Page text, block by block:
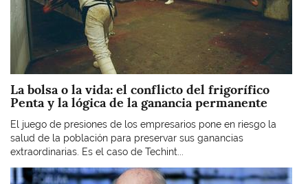
La bolsa o la vida: el conflicto del frigorífico
Penta y la lógica de la ganancia permanente
El juego de presiones de los empresarios pone en riesgo la
salud de la población para preservar sus ganancias
extraordinarias. Es el caso de Techint...
Imagen